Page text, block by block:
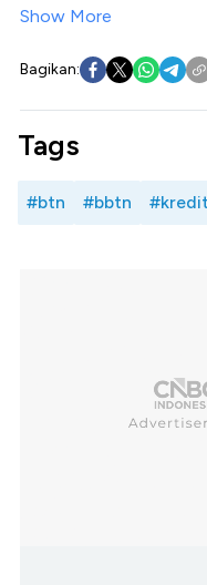
Show More
Bagikan:
Tags
#btn #bbtn